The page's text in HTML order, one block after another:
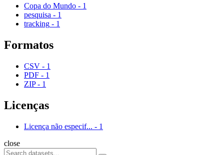
Copa do Mundo - 1
pesquisa - 1
tracking - 1
Formatos
CSV - 1
PDF - 1
ZIP - 1
Licenças
Licença não especif... - 1
close